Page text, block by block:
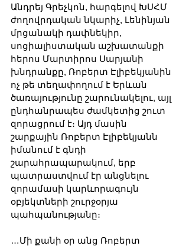
Անդրեյ Գրեչկոն, հարգելով ԽՍՀՄ
ժողովրդական նկարիչ, Լենինյան
մրցանակի դափնեկիր,
սոցիալիստական աշխատանքի
հերոս Մարտիրոս Սարյանի
խնդրանքը, Ռոբերտ Էլիբեկյանին
ոչ թե տեղափողում է Երևան
ծառայությունը շարունակելու, այլ
ընդհանրապես ժամկետից շուտ
զորացրում է։ Այդ մասին
շարքային Ռոբերտ Էլիբեկյանն
իմանում է գնդի
շարահրապարակում, երբ
պատրաստվում էր անցնելու
զորամասի կարևորագույն
օբյեկտների շուրջօրյա
պահպանությանը։
…Մի քանի օր անց Ռոբերտ